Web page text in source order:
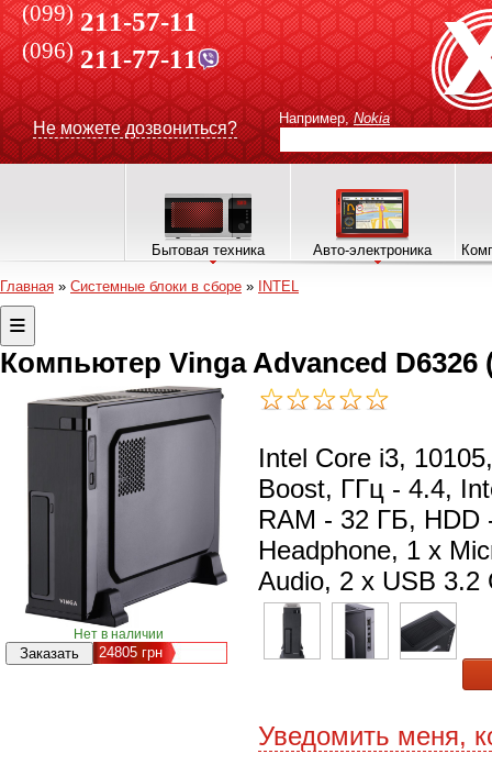
(099) 211-57-11
(096)211-77-11
Не можете дозвониться?
Например, Nokia
Бытовая техника Авто-электроника
Главная » Системные блоки в сборе » INTEL
Компьютер Vinga Advanced D6326
Нет в наличии
24805грн
Intel Core i3,
Boost, ГГц - 4.4,
RAM - 32 ГБ, HDD
Нeadphone, 1 х
Audio, 2 x USB 3.2
Уведомить меня,